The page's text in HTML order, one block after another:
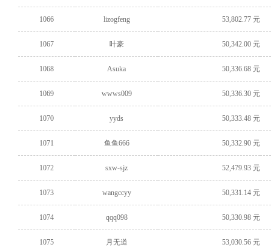
1066 lizogfeng 53,802.77 元
1067 叶豪 50,342.00 元
1068 Asuka 50,336.68 元
1069 wwws009 50,336.30 元
1070 yyds 50,333.48 元
1071 鱼鱼666 50,332.90 元
1072 sxw-sjz 52,479.93 元
1073 wangccyy 50,331.14 元
1074 qqq098 50,330.98 元
1075 月无道 53,030.56 元